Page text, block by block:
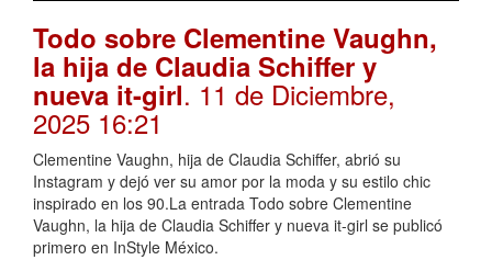
Todo sobre Clementine Vaughn,
la hija de Claudia Schiffer y
nueva it-girl. 11 de Diciembre,
2025 16:21
Clementine Vaughn, hija de Claudia Schiffer, abrió su
Instagram y dejó ver su amor por la moda y su estilo chic
inspirado en los 90.La entrada Todo sobre Clementine
Vaughn, la hija de Claudia Schiffer y nueva it-girl se publicó
primero en InStyle México.